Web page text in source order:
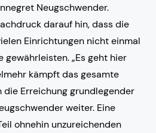
Neugschwender.
darauf hin, dass die
Einrichtungen nicht einmal
„Es geht hier
kämpft das gesamte
die Erreichung grundlegender
weiter. Eine
ohnehin unzureichenden